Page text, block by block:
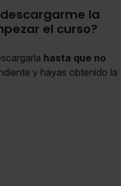
la
el curso?
hasta que no
y hayas obtenido la